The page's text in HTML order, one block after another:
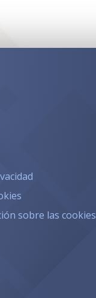
sobre las cookies